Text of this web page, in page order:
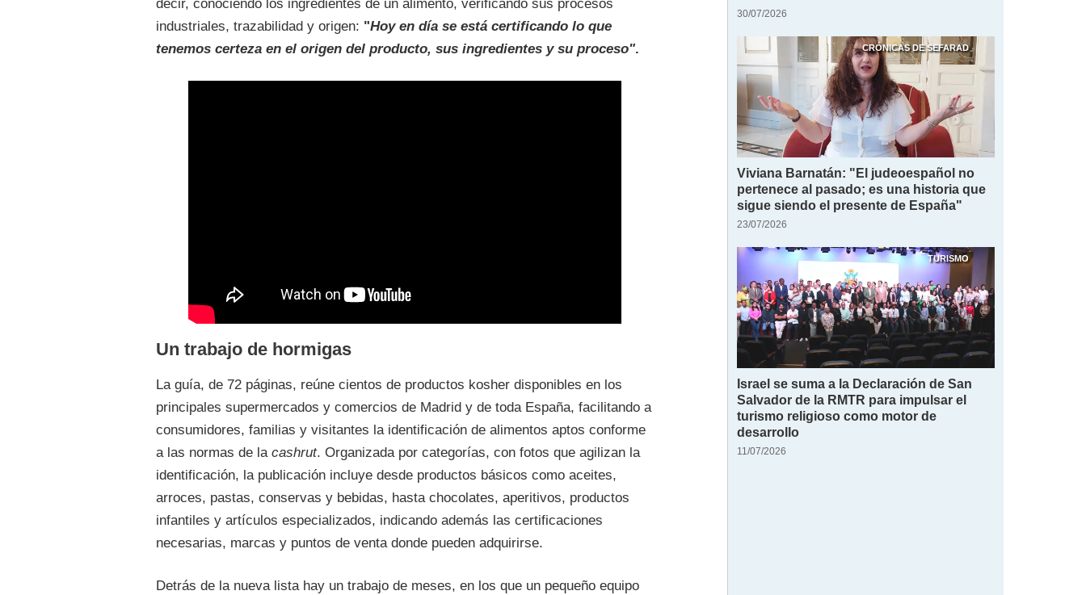
decir, conociendo los ingredientes de un alimento, verificando sus procesos
industriales, trazabilidad y origen: "Hoy en día se está certificando lo que
tenemos certeza en el origen del producto, sus ingredientes y su proceso".
Un trabajo de hormigas
La guía, de 72 páginas, reúne cientos de productos kosher disponibles en los
principales supermercados y comercios de Madrid y de toda España, facilitando a
consumidores, familias y visitantes la identificación de alimentos aptos conforme
a las normas de lacashrut. Organizada por categorías, con fotos que agilizan la
identificación, la publicación incluye desde productos básicos como aceites,
arroces, pastas, conservas y bebidas, hasta chocolates, aperitivos, productos
infantiles y artículos especializados, indicando además las certificaciones
necesarias, marcas y puntos de venta donde pueden adquirirse.
Detrás de la nueva lista hay un trabajo de meses, en los que un pequeño equipo
30/07/2026
CRÓNICAS DE SEFARAD
Viviana Barnatán: "El judeoespañol no
pertenece al pasado; es una historia que
sigue siendo el presente de España"
23/07/2026
TURISMO
Israel se suma a la Declaración de San
Salvador de la RMTR para impulsar el
turismo religioso como motor de
desarrollo
11/07/2026